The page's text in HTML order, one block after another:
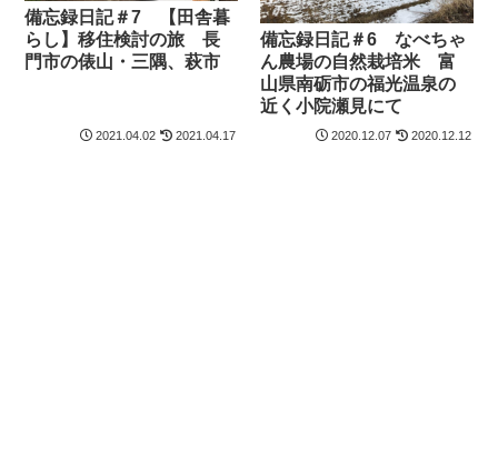
備忘録日記＃7 【田舎暮
らし】移住検討の旅 長
門市の俵山・三隅、萩市
2021.04.02 2021.04.17
備忘録日記＃6 なべちゃ
ん農場の自然栽培米 富
山県南砺市の福光温泉の
近く小院瀬見にて
2020.12.07 2020.12.12